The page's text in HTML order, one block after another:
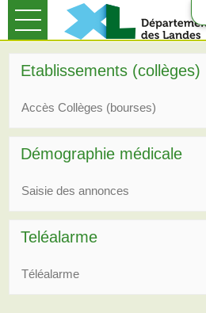
Ouvrir le menu
Mon compte
Etablissements (collèges)
Accès Collèges (bourses)
Démographie médicale
Saisie des annonces
Teléalarme
Téléalarme